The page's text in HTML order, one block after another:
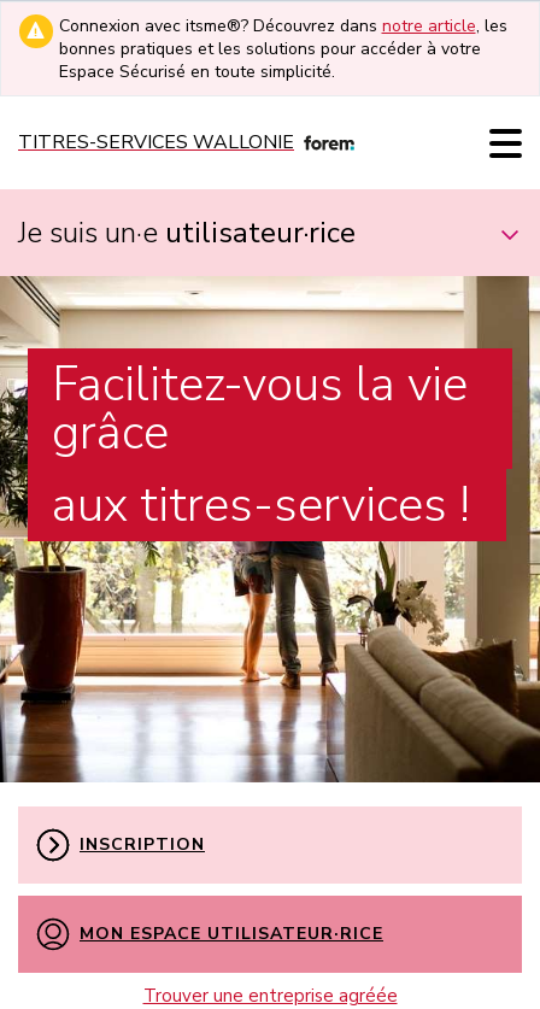
Connexion avec itsme®? Découvrez dans notre article, les
bonnes pratiques et les solutions pour accéder à votre
Espace Sécurisé en toute simplicité.
Je suis un·e utilisateur·rice
TITRES-SERVICES WALLONIE
Facilitez-vous la vie
grâce
aux titres-services !
INSCRIPTION
MON ESPACE UTILISATEUR·RICE
Trouver une entreprise agréée